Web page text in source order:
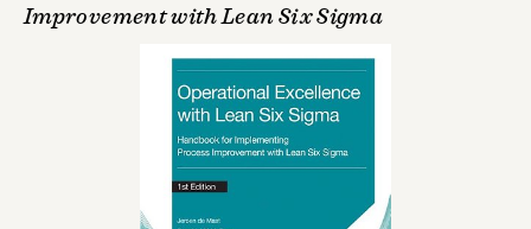
Improvement with Lean Six Sigma